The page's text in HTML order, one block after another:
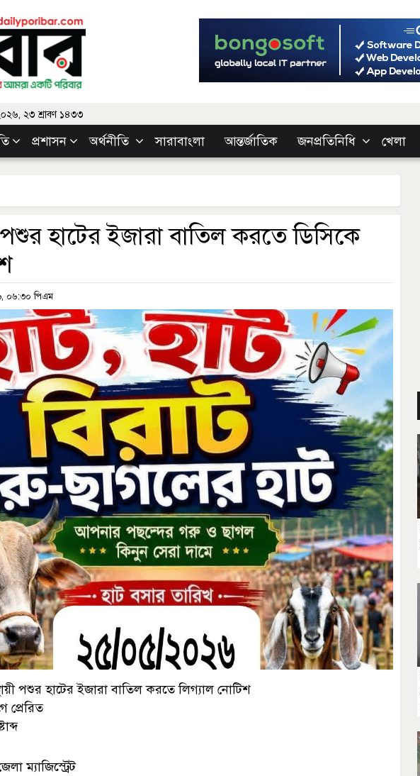
২৩ শ্রাবণ ১৪৩৩
প্রশাসন অর্থনীতি সারাবাংলা আন্তর্জাতিক জনপ্রতিনিধি খেলা
পশুর হাটের ইজারা বাতিল করতে ডিসিকে
০৬:৩০ পিএম
পশুর হাটের ইজারা বাতিল করতে লিগ্যাল নোটিশ
প্রেরিত
ম্যাজিস্ট্রেট